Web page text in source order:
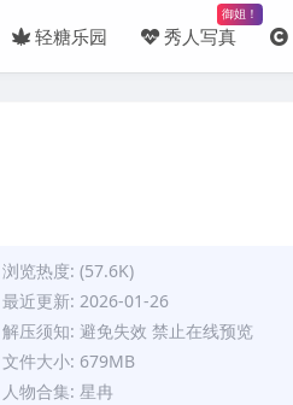
轻糖乐园 秀人写真
御姐！
浏览热度: (57.6K)
最近更新: 2026-01-26
解压须知: 避免失效 禁止在线预览
文件大小: 679MB
人物合集: 星冉